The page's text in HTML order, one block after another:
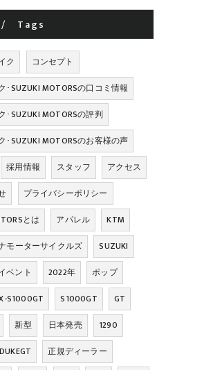
Tags
ク
コンセプト
･SUZUKI MOTORSの口コミ情報
･SUZUKI MOTORSの評判
･SUZUKI MOTORSのお客様の声
採用情報 スタッフ
アクセス
プライバシーポリシー
とは
アパレル
KTM
モーターサイクルズ
SUZUKI
ベント 2022年
ポップ
S1000GT S1000GT
GT
新型 日本発売
1290
正規ディーラー